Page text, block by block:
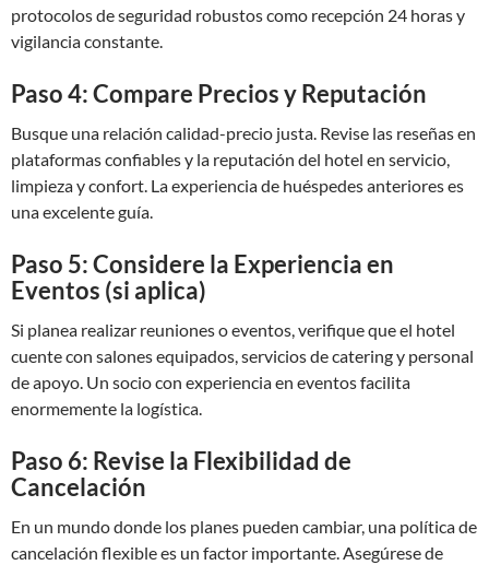
protocolos de seguridad robustos como recepción 24 horas y
vigilancia constante.
Paso 4: Compare Precios y Reputación
Busque una relación calidad-precio justa. Revise las reseñas en
plataformas confiables y la reputación del hotel en servicio,
limpieza y confort. La experiencia de huéspedes anteriores es
una excelente guía.
Paso 5: Considere la Experiencia en
Eventos (si aplica)
Si planea realizar reuniones o eventos, verifique que el hotel
cuente con salones equipados, servicios de catering y personal
de apoyo. Un socio con experiencia en eventos facilita
enormemente la logística.
Paso 6: Revise la Flexibilidad de
Cancelación
En un mundo donde los planes pueden cambiar, una política de
cancelación flexible es un factor importante. Asegúrese de